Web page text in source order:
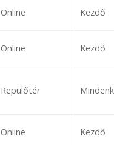
Online Kezdő
Online Kezdő
Repülőtér
Online Kezdő